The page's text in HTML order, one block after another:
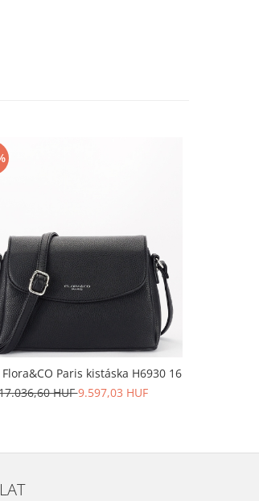
Flora&CO Paris kistáska H6930 16
HUF9.597,03 HUF